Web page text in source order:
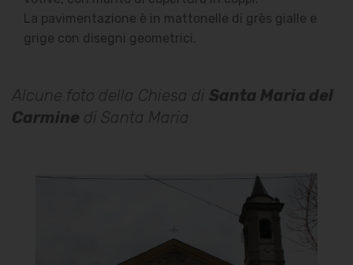
La pavimentazione è in mattonelle di grès gialle e
grige con disegni geometrici.
Alcune foto della Chiesa di Santa Maria del
Carmine di Santa Maria
Chiesa di Santa Maria del
Carmine